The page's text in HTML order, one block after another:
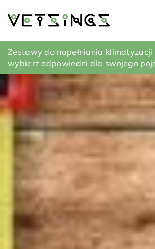
Jak stworzyć przytulny kącik w
pomocą oświetlenia?
Zestawy do napełniania klimatyzacji
wybierz odpowiedni dla swojego
Jak wybrać idealne oświetlenie do
nowoczesnej kuchni?